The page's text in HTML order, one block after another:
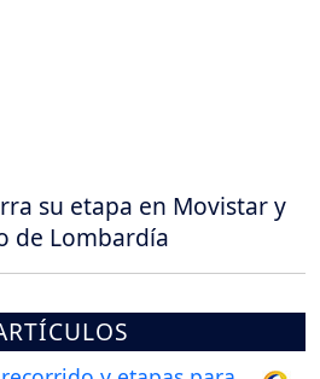
su etapa en Movistar y
de Lombardía